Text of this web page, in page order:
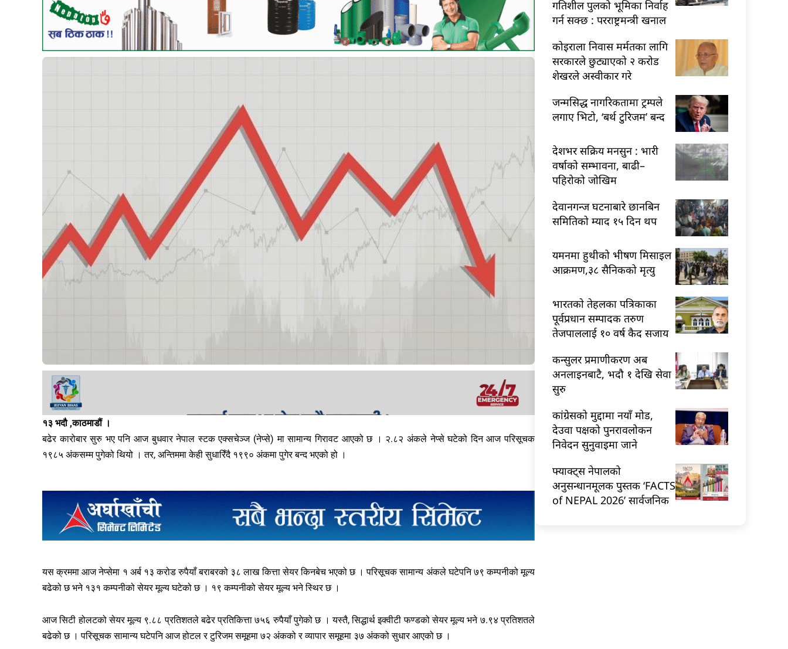
१३ भदौ ,काठमाडौं ।
बढेर कारोबार सुरु भए पनि आज बुधवार नेपाल स्टक एक्सचेञ्ज (नेप्से) मा सामान्य गिरावट आएको छ । २.८२ अंकले नेप्से घटेको दिन आज परिसूचक
१९८५ अंकसम्म पुगेको थियो । तर, अन्तिममा केही सुधारिँदै १९९० अंकमा पुगेर बन्द भएको हो ।
यस क्रममा आज नेप्सेमा १ अर्ब १३ करोड रुपैयाँ बराबरको ३८ लाख कित्ता सेयर किनबेच भएको छ । परिसूचक सामान्य अंकले घटेपनि ७९ कम्पनीको मूल्य
बढेको छ भने १३१ कम्पनीको सेयर मूल्य घटेको छ । १९ कम्पनीको सेयर मूल्य भने स्थिर छ ।
आज सिटी होलटको सेयर मूल्य ९.८८ प्रतिशतले बढेर प्रतिकित्ता ७५६ रुपैयाँ पुगेको छ । यस्तै, सिद्धार्थ इक्वीटी फण्डको सेयर मूल्य भने ७.९४ प्रतिशतले
बढेको छ । परिसूचक सामान्य घटेपनि आज होटल र टुरिजम समूहमा ७२ अंकको र व्यापार समूहमा ३७ अंकको सुधार आएको छ ।
गतिशील पुलको भूमिका निर्वाह
गर्न सक्छ : परराष्ट्रमन्त्री खनाल
कोइराला निवास मर्मतका लागि
सरकारले छुट्याएको २ करोड
शेखरले अस्वीकार गरे
जन्मसिद्ध नागरिकतामा ट्रम्पले
लगाए भिटो, ‘बर्थ टुरिजम’ बन्द
देशभर सक्रिय मनसुन : भारी
वर्षाको सम्भावना, बाढी–
पहिरोको जोखिम
देवानगन्ज घटनाबारे छानबिन
समितिको म्याद १५ दिन थप
यमनमा हुथीको भीषण मिसाइल
आक्रमण,३८ सैनिकको मृत्यु
भारतकाे तेहलका पत्रिकाका
पूर्वप्रधान सम्पादक तरुण
तेजपाललाई १० वर्ष कैद सजाय
कन्सुलर प्रमाणीकरण अब
अनलाइनबाटै, भदौ १ देखि सेवा
सुरु
कांग्रेसको मुद्दामा नयाँ मोड,
देउवा पक्षको पुनरावलोकन
निवेदन सुनुवाइमा जाने
फ्याक्ट्स नेपालको
अनुसन्धानमूलक पुस्तक ‘FACTS
of NEPAL 2026’ सार्वजनिक